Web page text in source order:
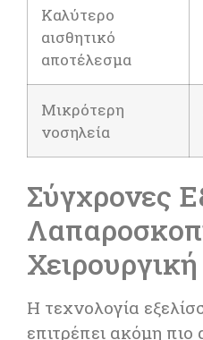
Καλύτερο
αισθητικό
αποτέλεσμα
Μικρότερη
νοσηλεία
Σύγχρονες
Χειρουργική
Η τεχνολογία
επιτρέπει ακόμη πιο